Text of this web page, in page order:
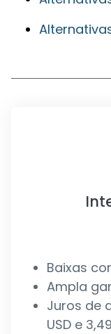
Baixas
Ampla
Juros de
USD e